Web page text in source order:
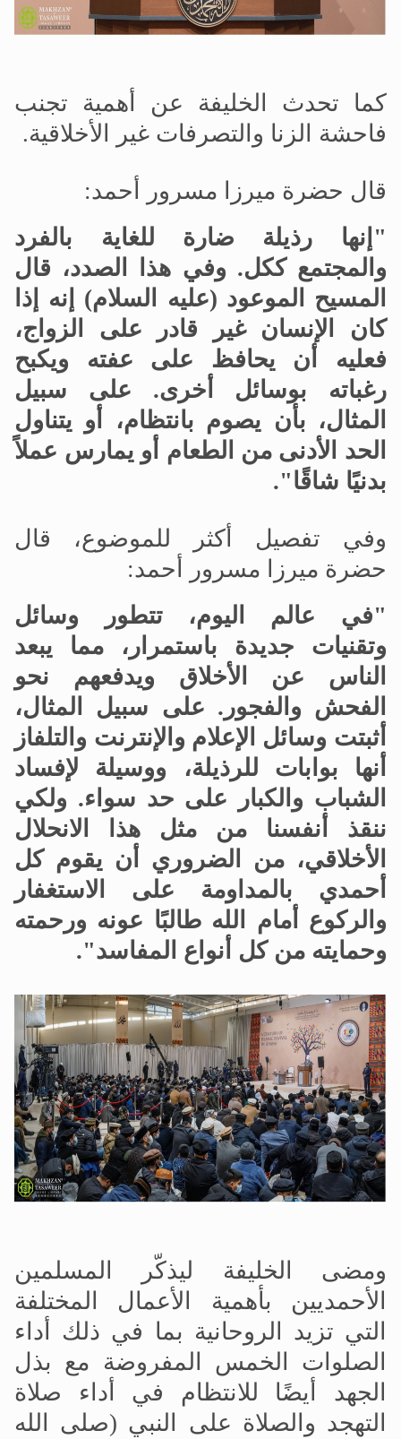
كما تحدث الخليفة عن أهمية تجنب
فاحشة الزنا والتصرفات غير الأخلاقية.
قال حضرة ميرزا مسرور أحمد:
"إنها رذيلة ضارة للغاية بالفرد
والمجتمع ككل. وفي هذا الصدد، قال
المسيح الموعود (عليه السلام) إنه إذا
كان الإنسان غير قادر على الزواج،
فعليه أن يحافظ على عفته ويكبح
رغباته بوسائل أخرى. على سبيل
المثال، بأن يصوم بانتظام، أو يتناول
الحد الأدنى من الطعام أو يمارس عملاً
بدنيًا شاقًا".
وفي تفصيل أكثر للموضوع، قال
حضرة ميرزا مسرور أحمد:
"في عالم اليوم، تتطور وسائل
وتقنيات جديدة باستمرار، مما يبعد
الناس عن الأخلاق ويدفعهم نحو
الفحش والفجور. على سبيل المثال،
أثبتت وسائل الإعلام والإنترنت والتلفاز
أنها بوابات للرذيلة، ووسيلة لإفساد
الشباب والكبار على حد سواء. ولكي
ننقذ أنفسنا من مثل هذا الانحلال
الأخلاقي، من الضروري أن يقوم كل
أحمدي بالمداومة على الاستغفار
والركوع أمام الله طالبًا عونه ورحمته
وحمايته من كل أنواع المفاسد".
ومضى الخليفة ليذكّر المسلمين
الأحمديين بأهمية الأعمال المختلفة
التي تزيد الروحانية بما في ذلك أداء
الصلوات الخمس المفروضة مع بذل
الجهد أيضًا للانتظام في أداء صلاة
التهجد والصلاة على النبي (صلى الله